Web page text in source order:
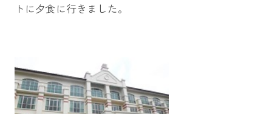
トに夕食に行きました。